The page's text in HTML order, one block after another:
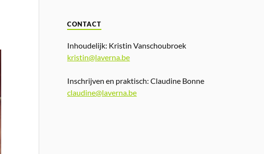
CONTACT
Inhoudelijk: Kristin Vanschoubroek
kristin@laverna.be
Inschrijven en praktisch: Claudine Bonne
claudine@laverna.be